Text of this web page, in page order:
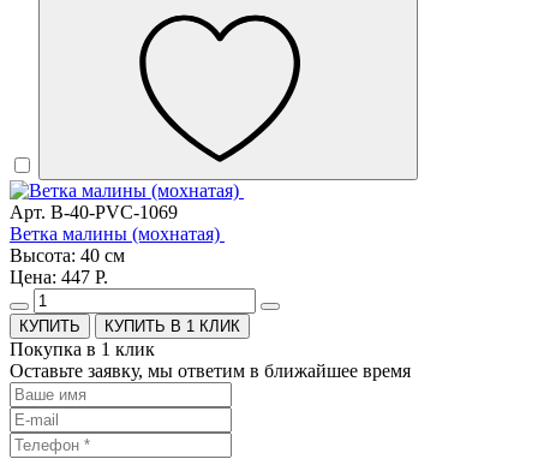
Арт. B-40-PVC-1069
Ветка малины (мохнатая)
Высота: 40 см
Цена: 447 Р.
КУПИТЬ В 1 КЛИК
Покупка в 1 клик
Оставьте заявку, мы ответим в ближайшее время